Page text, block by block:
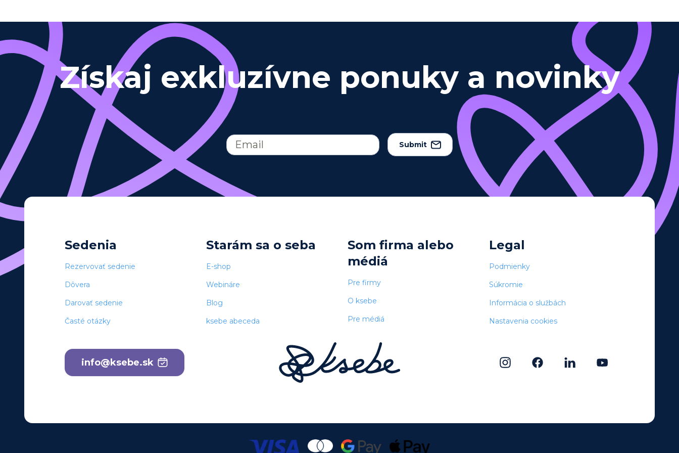
Získaj exkluzívne ponuky a novinky
Submit
Sedenia
Rezervovať sedenie
Dôvera
Darovať sedenie
Časté otázky
Starám sa o seba
E-shop
Webináre
Blog
ksebe abeceda
Som firma alebo
médiá
Pre firmy
O ksebe
Pre médiá
Legal
Podmienky
Súkromie
Informácia o službách
Nastavenia cookies
info@ksebe.sk